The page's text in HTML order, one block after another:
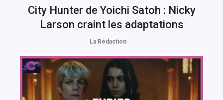
City Hunter de Yoichi Satoh : Nicky
Larson craint les adaptations
La Rédaction